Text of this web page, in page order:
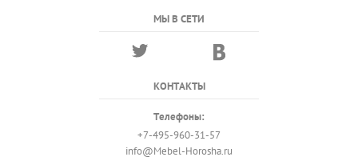
МЫ В СЕТИ
КОНТАКТЫ
Телефоны:
+7-495-960-31-57
info@Mebel-Horosha.ru